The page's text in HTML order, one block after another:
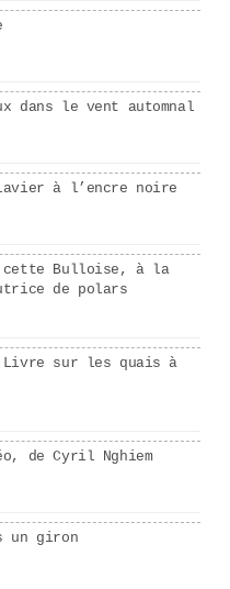
dans le vent automnal
à l’encre noire
cette Bulloise, à la
de polars
Livre sur les quais à
de Cyril Nghiem
un giron